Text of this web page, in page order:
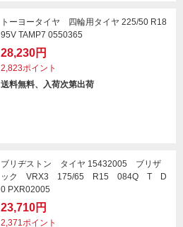
トーヨータイヤ 四輪用タイヤ 225/50 R18
95V TAMP7 0550365
28,230円
2,823ポイント
送料無料、入荷次第出荷
ブリヂストン タイヤ 15432005 ブリザ
ック VRX3 175/65 R15 084Q T D
0 PXR02005
23,710円
2,371ポイント